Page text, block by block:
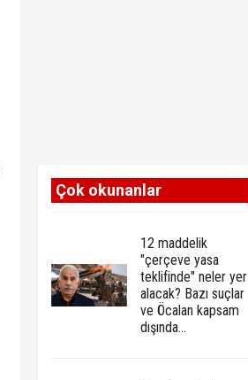
Çok okunanlar
12 maddelik
"çerçeve yasa
teklifinde" neler yer
alacak? Bazı suçlar
ve Öcalan kapsam
dışında…